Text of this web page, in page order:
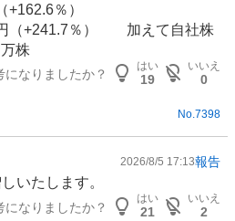
％）
（+241.7％） 加えて自社株
株
になりましたか？
はい
19
いいえ
0
No.7398
2026/8/5 17:13報告
いたします。
になりましたか？
はい
21
いいえ
2